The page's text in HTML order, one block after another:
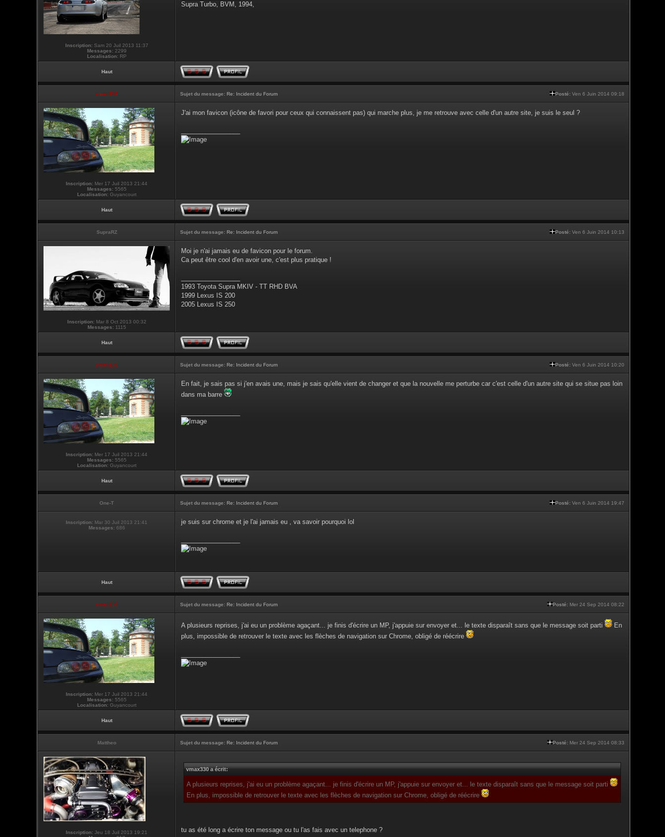
Inscription:Sam 20 Juil 2013 11:37
Messages:2299
Localisation:RP
Supra Turbo, BVM, 1994,
Haut
vmax330 Sujet du message: Re: Incident du Forum Posté: Ven 6 Juin 2014 09:18
Inscription: Mer 17 Juil 2013 21:44
Messages:5565
Localisation:Guyancourt
J'ai mon favicon (icône de favori pour ceux qui connaissent pas) qui marche plus, je me retrouve avec celle d'un autre site, je suis le seul ?
Haut
SupraRZ Sujet du message: Re: Incident du Forum Posté: Ven 6 Juin 2014 10:13
Inscription:Mar 8 Oct 2013 00:32
Messages:1115
Moi je n'ai jamais eu de favicon pour le forum.
Ca peut être cool d'en avoir une, c'est plus pratique !
1993 Toyota Supra MKIV - TT RHD BVA
1999 Lexus IS 200
2005 Lexus IS 250
Haut
vmax330 Sujet du message: Re: Incident du Forum Posté: Ven 6 Juin 2014 10:20
Inscription: Mer 17 Juil 2013 21:44
Messages:5565
Localisation:Guyancourt
En fait, je sais pas si j'en avais une, mais je sais qu'elle vient de changer et que la nouvelle me perturbe car c'est celle d'un autre site qui se situe pas loin
dans ma barre
Haut
One-T Sujet du message: Re: Incident du Forum Posté: Ven 6 Juin 2014 19:47
Inscription: Mar 30 Juil 2013 21:41
Messages:686
je suis sur chrome et je l'ai jamais eu , va savoir pourquoi lol
Haut
vmax330 Sujet du message: Re: Incident du Forum Posté: Mer 24 Sep 2014 08:22
Inscription: Mer 17 Juil 2013 21:44
Messages:5565
Localisation:Guyancourt
A plusieurs reprises, j'ai eu un problème agaçant... je finis d'écrire un MP, j'appuie sur envoyer et... le texte disparaît sans que le message soit parti
En
plus, impossible de retrouver le texte avec les flèches de navigation sur Chrome, obligé de réécrire
Haut
Mattheo Sujet du message: Re: Incident du Forum Posté: Mer 24 Sep 2014 08:33
Inscription: Jeu 18 Juil 2013 19:21
vmax330 a écrit:
A plusieurs reprises, j'ai eu un problème agaçant... je finis d'écrire un MP, j'appuie sur envoyer et... le texte disparaît sans que le message soit parti
En plus, impossible de retrouver le texte avec les flèches de navigation sur Chrome, obligé de réécrire
tu as été long a écrire ton message ou tu l'as fais avec un telephone ?